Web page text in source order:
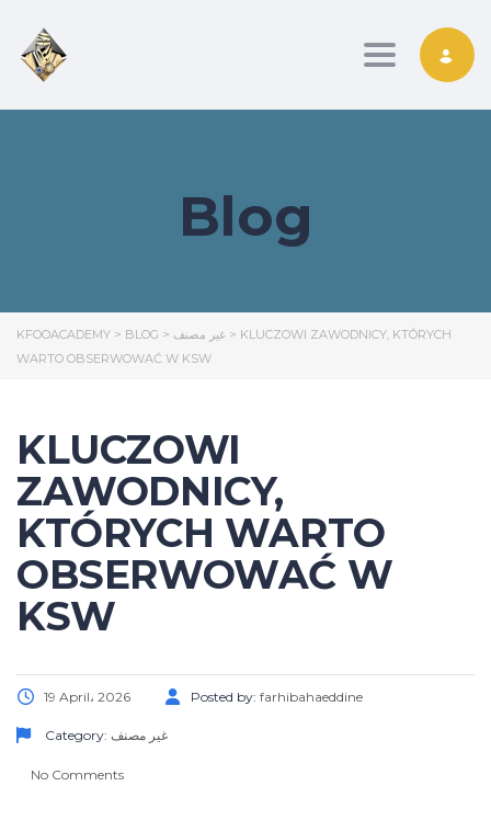
Toggle
Blog
KFOOACADEMY > BLOG > غير مصنف > KLUCZOWI ZAWODNICY, KTÓRYCH
WARTO OBSERWOWAĆ W KSW
KLUCZOWI
ZAWODNICY,
KTÓRYCH WARTO
OBSERWOWAĆ W
KSW
19 April، 2026 Posted by: farhibahaeddine
Category: غير مصنف
No Comments